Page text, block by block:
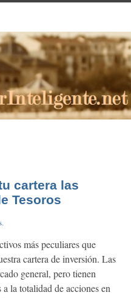
cartera las
Tesoros
.
más peculiares que
cartera de inversión. Las
general, pero tienen
la totalidad de acciones en